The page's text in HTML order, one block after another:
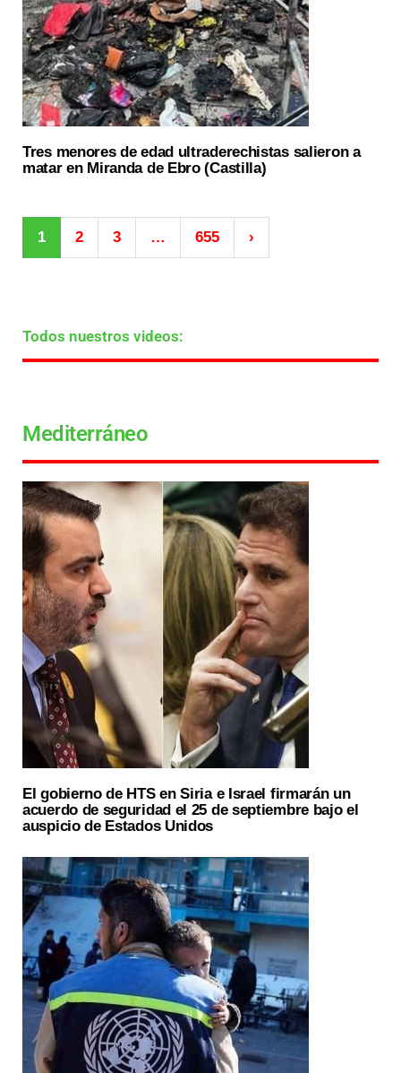
Tres menores de edad ultraderechistas salieron a
matar en Miranda de Ebro (Castilla)
1 2 3 … 655 ›
Todos nuestros videos:
Mediterráneo
El gobierno de HTS en Siria e Israel firmarán un
acuerdo de seguridad el 25 de septiembre bajo el
auspicio de Estados Unidos